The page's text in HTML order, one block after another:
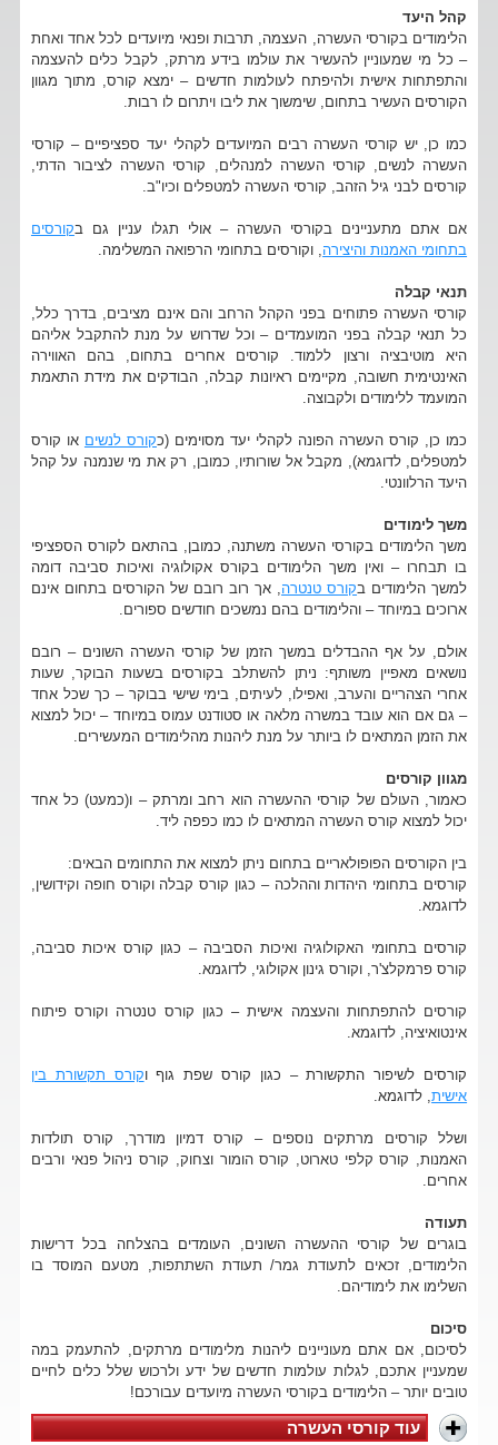
קהל היעד
הלימודים בקורסי העשרה, העצמה, תרבות ופנאי מיועדים לכל אחד ואחת
– כל מי שמעוניין להעשיר את עולמו בידע מרתק, לקבל כלים להעצמה
והתפתחות אישית ולהיפתח לעולמות חדשים – ימצא קורס, מתוך מגוון
הקורסים העשיר בתחום, שימשוך את ליבו ויתרום לו רבות.
כמו כן, יש קורסי העשרה רבים המיועדים לקהלי יעד ספציפיים – קורסי
העשרה לנשים, קורסי העשרה למנהלים, קורסי העשרה לציבור הדתי,
קורסים לבני גיל הזהב, קורסי העשרה למטפלים וכיו"ב.
אם אתם מתעניינים בקורסי העשרה – אולי תגלו עניין גם בקורסים
בתחומי האמנות והיצירה , וקורסים בתחומי הרפואה המשלימה.
תנאי קבלה
קורסי העשרה פתוחים בפני הקהל הרחב והם אינם מציבים, בדרך כלל,
כל תנאי קבלה בפני המועמדים – וכל שדרוש על מנת להתקבל אליהם
היא מוטיבציה ורצון ללמוד. קורסים אחרים בתחום, בהם האווירה
האינטימית חשובה, מקיימים ראיונות קבלה, הבודקים את מידת התאמת
המועמד ללימודים ולקבוצה.
כמו כן, קורס העשרה הפונה לקהלי יעד מסוימים (כקורס לנשים או קורס
למטפלים, לדוגמא), מקבל אל שורותיו, כמובן, רק את מי שנמנה על קהל
היעד הרלוונטי.
משך לימודים
משך הלימודים בקורסי העשרה משתנה, כמובן, בהתאם לקורס הספציפי
בו תבחרו – ואין משך הלימודים בקורס אקולוגיה ואיכות סביבה דומה
למשך הלימודים בקורס טנטרה , אך רוב רובם של הקורסים בתחום אינם
ארוכים במיוחד – והלימודים בהם נמשכים חודשים ספורים.
אולם, על אף ההבדלים במשך הזמן של קורסי העשרה השונים – רובם
נושאים מאפיין משותף: ניתן להשתלב בקורסים בשעות הבוקר, שעות
אחרי הצהריים והערב, ואפילו, לעיתים, בימי שישי בבוקר – כך שכל אחד
– גם אם הוא עובד במשרה מלאה או סטודנט עמוס במיוחד – יכול למצוא
את הזמן המתאים לו ביותר על מנת ליהנות מהלימודים המעשירים.
מגוון קורסים
כאמור, העולם של קורסי ההעשרה הוא רחב ומרתק – ו(כמעט) כל אחד
יכול למצוא קורס העשרה המתאים לו כמו כפפה ליד.
בין הקורסים הפופולאריים בתחום ניתן למצוא את התחומים הבאים:
קורסים בתחומי היהדות וההלכה – כגון קורס קבלה וקורס חופה וקידושין,
לדוגמא.
קורסים בתחומי האקולוגיה ואיכות הסביבה – כגון קורס איכות סביבה,
קורס פרמקלצ'ר, וקורס גינון אקולוגי, לדוגמא.
קורסים להתפתחות והעצמה אישית – כגון קורס טנטרה וקורס פיתוח
אינטואיציה, לדוגמא.
קורסים לשיפור התקשורת – כגון קורס שפת גוף וקורס תקשורת בין
אישית, לדוגמא.
ושלל קורסים מרתקים נוספים – קורס דמיון מודרך, קורס תולדות
האמנות, קורס קלפי טארוט, קורס הומור וצחוק, קורס ניהול פנאי ורבים
אחרים.
תעודה
בוגרים של קורסי ההעשרה השונים, העומדים בהצלחה בכל דרישות
הלימודים, זכאים לתעודת גמר/ תעודת השתתפות, מטעם המוסד בו
השלימו את לימודיהם.
סיכום
לסיכום, אם אתם מעוניינים ליהנות מלימודים מרתקים, להתעמק במה
שמעניין אתכם, לגלות עולמות חדשים של ידע ולרכוש שלל כלים לחיים
טובים יותר – הלימודים בקורסי העשרה מיועדים עבורכם!
עוד קורסי העשרה